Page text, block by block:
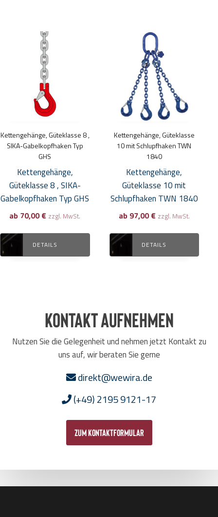
Kettengehänge, Güteklasse 8 ,
SIKA-Gabelkopfhaken Typ
GHS
Kettengehänge,
Güteklasse 8 , SIKA-
Gabelkopfhaken Typ GHS
ab 70,00€ zzgl. MwSt.
DETAILS
können
Produktseite
gewählt
Kettengehänge, Güteklasse
10 mit Schlupfhaken TWN
1840
Kettengehänge,
Güteklasse 10 mit
Schlupfhaken TWN 1840
ab 97,00€ zzgl. MwSt.
DETAILS
mehrere
Varianten
können
Produktseite
gewählt
Kontakt aufnehmen
Nutzen Sie die Gelegenheit und nehmen jetzt Kontakt zu
uns auf, wir beraten Sie gerne
direkt@wewira.de
(+49) 2195 9121-17
zum Kontaktformular